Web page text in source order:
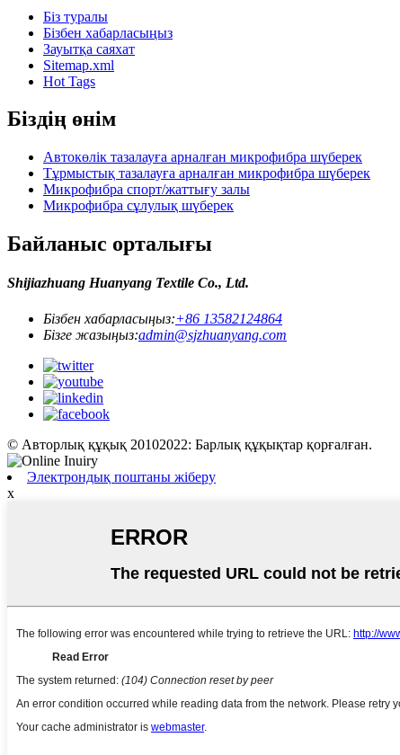
Біз туралы
Бізбен хабарласыңыз
Зауытқа саяхат
Sitemap.xml
Hot Tags
Біздің өнім
Автокөлік тазалауға арналған микрофибра шүберек
Тұрмыстық тазалауға арналған микрофибра шүберек
Микрофибра спорт/жаттығу залы
Микрофибра сұлулық шүберек
Байланыс орталығы
Shijiazhuang Huanyang Textile Co., Ltd.
Бізбен хабарласыңыз:+86 13582124864
Бізге жазыңыз:admin@sjzhuanyang.com
© Авторлық құқық 20102022: Барлық құқықтар қорғалған.
Электрондық поштаны жіберу
x